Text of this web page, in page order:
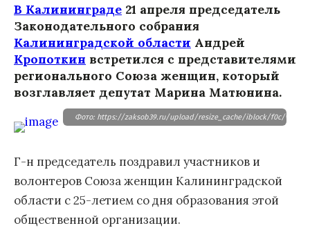
В Калининграде 21 апреля председатель
Законодательного собрания
Калининградской области Андрей
Кропоткин встретился с представителями
регионального Союза женщин, который
возглавляет депутат Марина Матюнина.
Фото: https://zaksob39.ru/upload/resize_cache/iblock/f0c/
Г-н председатель поздравил участников и
волонтеров Союза женщин Калининградской
области с 25-летием со дня образования этой
общественной организации.